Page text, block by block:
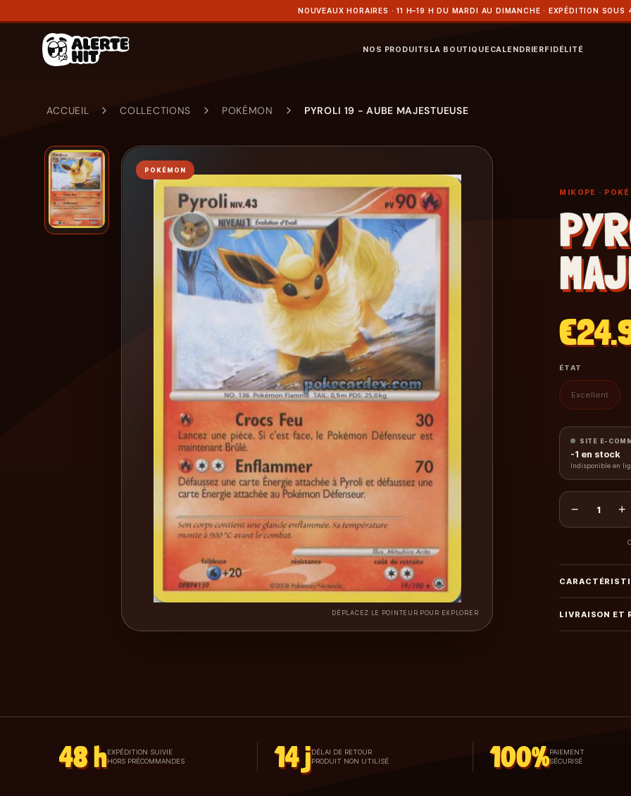
NOUVEAUX HORAIRES · 11 H–19 H DU MARDI AU DIMANCHE · EXPÉDITION SOUS
NOS PRODUITS LA BOUTIQUECALENDRIERFIDÉLITÉ
ACCUEIL COLLECTIONS POKÉMON PYROLI 19 - AUBE MAJESTUEUSE
POKÉMON
DÉPLACEZ LE POINTEUR POUR EXPLORER
MIKOPE ·
ÉTAT
Excellent
SITE E-
-1 en stock
Indisponible en
− 1 +
LIVRAISON ET
48 hEXPÉDITION SUIVIE
HORS PRÉCOMMANDES
14 jDÉLAI DE RETOUR
PRODUIT NON UTILISÉ
100%PAIEMENT
SÉCURISÉ